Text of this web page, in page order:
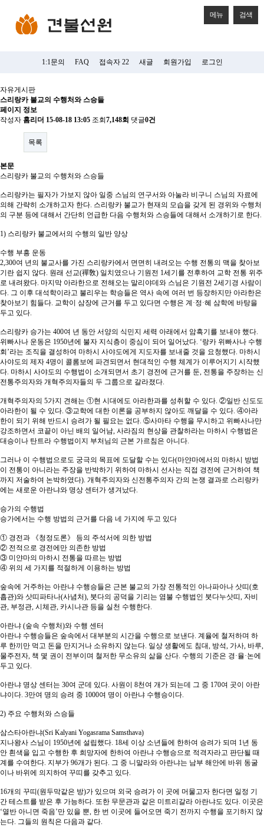
메뉴 검색
1:1문의 FAQ 접속자 22 새글 회원가입 로그인
자유게시판
스리랑카 불교의 수행처와 스승들
페이지 정보
작성자 홈리더 15-08-18 13:05 조회 7,148회 댓글0건
목록
본문
스리랑카 불교의 수행처와 스승들
스리랑카는 필자가 가보지 않아 일중 스님의 연구서와 아눌라 비구니 스님의 자료에
의해 간략히 소개하고자 한다. 스리랑카 불교가 현재의 모습을 갖게 된 경위와 수행처
의 구분 등에 대해서 간단히 언급한 다음 수행처와 스승들에 대해서 소개하기로 한다.
1) 스리랑카 불교에서의 수행의 일반 양상
수행 부흥 운동
2,300여 년의 불교사를 가진 스리랑카에서 면면히 내려오는 수행 전통의 맥을 찾아보
기란 쉽지 않다. 원래 선교(禪敎) 일치였으나 기원전 1세기를 전후하여 교학 전통 위주
로 내려왔다. 마지막 아라한으로 전해오는 말리야데와 스님은 기원전 2세기경 사람이
다. 그 이후 대석학이라고 불리우는 학승들은 역사 속에 여러 번 등장하지만 아라한은
찾아보기 힘들다. 교학이 삼장에 근거를 두고 있다면 수행은 계·정·혜 삼학에 바탕을
두고 있다.
스리랑카 승가는 400여 년 동안 서양의 식민지 세력 아래에서 암흑기를 보내야 했다.
위빠사나 운동은 1950년에 불자 지식층이 중심이 되어 일어났다. ‘랑카 위빠사나 수행
회’라는 조직을 결성하여 마하시 사야도에게 지도자를 보내줄 것을 요청했다. 마하시
사야도의 제자 4명이 콜롬보에 파견되면서 현대적인 수행 체계가 이루어지기 시작했
다. 마하시 사야도의 수행법이 소개되면서 초기 경전에 근거를 둔, 전통을 주장하는 신
전통주의자와 개혁주의자들의 두 그룹으로 갈라졌다.
개혁주의자의 5가지 견해는 ①현 시대에도 아라한과를 성취할 수 있다. ②일반 신도도
아라한이 될 수 있다. ③교학에 대한 이론을 공부하지 않아도 깨달을 수 있다. ④아라
한이 되기 위해 반드시 승려가 될 필요는 없다. ⑤사마타 수행을 무시하고 위빠사나만
강조하면서 코끝이 아닌 배의 일어남, 사라짐의 현상을 관찰하라는 마하시 수행법은
대승이나 탄트라 수행법이지 부처님의 근본 가르침은 아니다.
그러나 이 수행법으로도 궁극의 목표에 도달할 수는 있다(마얀마에서의 마하시 방법
이 전통이 아니라는 주장을 반박하기 위하여 마하시 선사는 직접 경전에 근거하여 책
까지 저술하여 논박하였다). 개혁주의자와 신전통주의자 간의 논쟁 결과로 스리랑카
에는 새로운 아란냐와 명상 센터가 생겨났다.
승가의 수행법
승가에서는 수행 방법의 근거를 다음 네 가지에 두고 있다
① 경전과 《청정도론》 등의 주석서에 의한 방법
② 전적으로 경전에만 의존한 방법
③ 미얀마의 마하시 전통을 따르는 방법
④ 위의 세 가지를 적절하게 이용하는 방법
숲속에 거주하는 아란냐 수행승들은 근본 불교의 가장 전통적인 아나파아나 삿띠(호
흡관)와 삿띠파타나(사념처), 붓다의 공덕을 기리는 염불 수행법인 붓다누삿띠, 자비
관, 부정관, 시체관, 카시나관 등을 실천 수행한다.
아란냐 (숲속 수행처)와 수행 센터
아란냐 수행승들은 숲속에서 대부분의 시간을 수행으로 보낸다. 계율에 철저하며 하
루 한끼만 먹고 돈을 만지거나 소유하지 않는다. 일상 생활에도 침대, 방석, 가사, 바루,
물주전자, 책 몇 권이 전부이며 철저한 무소유의 삶을 산다. 수행의 기준은 경·율·논에
두고 있다.
아란냐 명상 센터는 30여 군데 있다. 사원이 8천여 개가 되는데 그 중 170여 곳이 아란
냐이다. 3만여 명의 승려 중 1000여 명이 아란냐 수행승이다.
2) 주요 수행처와 스승들
삼스타아란냐(Sri Kalyani Yogasrama Samsthava)
지나왕사 스님이 1950년에 설립했다. 18세 이상 소년들에 한하여 승려가 되며 1년 동
안 흰색을 입고 수행한 후 희망자에 한하여 아란냐 수행승으로 적격자라고 판단될 때
계를 수여한다. 지부가 96개가 된다. 그 중 니말라와 아란냐는 남부 해안에 바위 동굴
이나 바위에 의지하여 꾸띠를 갖추고 있다.
16개의 꾸띠(원두막같은 방)가 있으며 외국 승려가 이 곳에 머물고자 한다면 일정 기
간 테스트를 받은 후 가능하다. 또한 무문관과 같은 미트리갈라 아란냐도 있다. 이곳은
‘열반 아니면 죽음’만 있을 뿐, 한 번 이곳에 들어오면 죽기 전까지 수행을 포기하지 않
는다. 그들의 원칙은 다음과 같다.